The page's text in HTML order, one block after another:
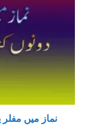
نماز ميں مفلر